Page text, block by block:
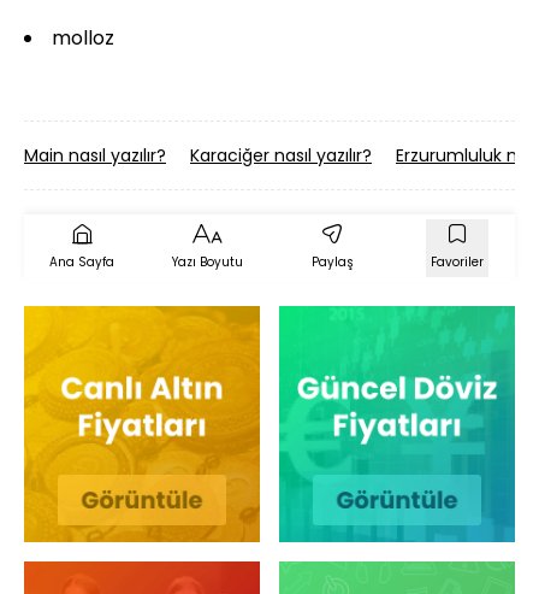
molloz
Main nasıl yazılır? Karaciğer nasıl yazılır? Erzurumluluk
Ana Sayfa Yazı Boyutu Paylaş Favoriler